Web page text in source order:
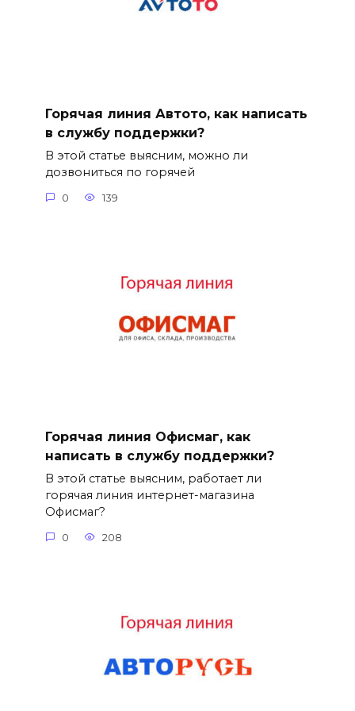
Горячая линия Автото, как написать
в службу поддержки?
В этой статье выясним, можно ли
дозвониться по горячей
0 139
Горячая линия Офисмаг, как
написать в службу поддержки?
В этой статье выясним, работает ли
горячая линия интернет-магазина
Офисмаг?
0 208